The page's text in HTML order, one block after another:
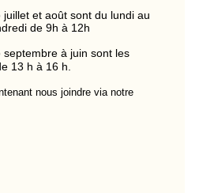
et août sont du lundi au
de 9h à 12h
septembre à juin sont les
13 h à 16 h.
nous joindre via notre